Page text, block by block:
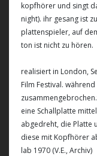
kopfhörer und singt
night). ihr gesang ist
plattenspieler, auf
ton ist nicht zu hören.
realisiert in London,
Film Festival.
eine Schallplatte
abgedreht, die Platte
diese mit Kopfhörer
lab 1970 (V.E., Archiv)